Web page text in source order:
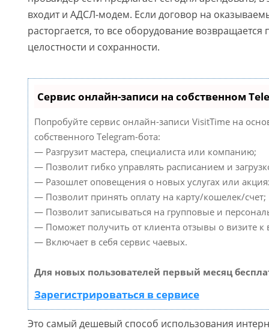
входит и АДСЛ-модем. Если договор на
расторгается, то все оборудование возвращается
целостности и сохранности.
Сервис онлайн-записи на собственном
Попробуйте сервис онлайн-записи VisitTime на
собственного Telegram-бота:
— Разгрузит мастера, специалиста или компанию;
— Позволит гибко управлять расписанием и
— Разошлет оповещения о новых услугах или
— Позволит принять оплату на карту/кошелек/счет;
— Позволит записываться на групповые и
— Поможет получить от клиента отзывы о визите к
— Включает в себя сервис чаевых.
Для новых пользователей первый месяц
Зарегистрироваться в сервисе
Это самый дешевый способ использования